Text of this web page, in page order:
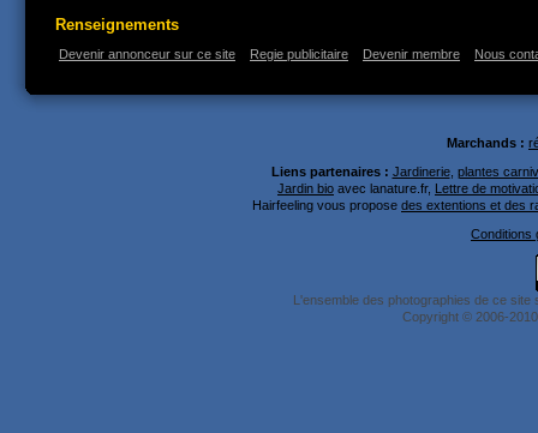
Renseignements
Devenir annonceur sur ce site Regie publicitaire Devenir membre Nous
Marchands :
Liens partenaires : Jardinerie, plantes
Jardin bio avec lanature.fr, Lettre de
Hairfeeling vous propose des extentions et des
Conditions
L'ensemble des photographies de ce
Copyright © 2006-